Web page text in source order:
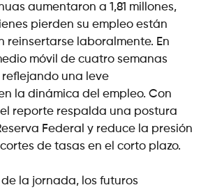
aumentaron a 1,81 millones,
pierden su empleo están
reinsertarse laboralmente. En
móvil de cuatro semanas
una leve
la dinámica del empleo. Con
reporte respalda una postura
Federal y reduce la presión
de tasas en el corto plazo.
la jornada, los futuros